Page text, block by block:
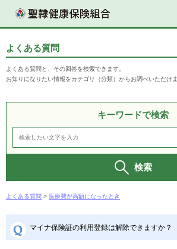
よくある質問
よくある質問と、その回答を検索できます。
お知りになりたい情報をカテゴリ（分類）からお調べいただけま
キーワードで検索
検索
よくある質問 > 医療費が高額になったとき
マイナ保険証の利用登録は解除できますか？